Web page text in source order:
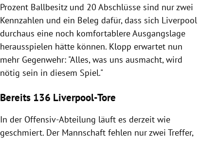
Prozent Ballbesitz und 20 Abschlüsse sind nur zwei
Kennzahlen und ein Beleg dafür, dass sich Liverpool
durchaus eine noch komfortablere Ausgangslage
herausspielen hätte können. Klopp erwartet nun
mehr Gegenwehr: "Alles, was uns ausmacht, wird
nötig sein in diesem Spiel."
Bereits 136 Liverpool-Tore
In der Offensiv-Abteilung läuft es derzeit wie
geschmiert. Der Mannschaft fehlen nur zwei Treffer,